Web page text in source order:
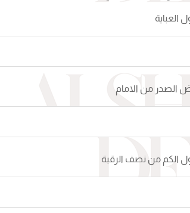
العباية
الصدر من الامام
الكم من نصف الرقبة